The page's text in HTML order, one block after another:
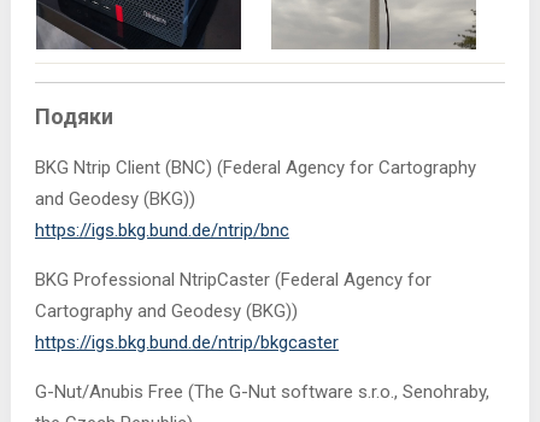
Подяки
BKG Ntrip Client (BNC) (Federal Agency for Cartography
and Geodesy (BKG))
https://igs.bkg.bund.de/ntrip/bnc
BKG Professional NtripCaster (Federal Agency for
Cartography and Geodesy (BKG))
https://igs.bkg.bund.de/ntrip/bkgcaster
G-Nut/Anubis Free (The G-Nut software s.r.o., Senohraby,